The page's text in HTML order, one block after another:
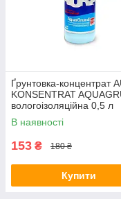
Ґрунтовка-концентрат
KONSENTRAT
вологоізоляційна 0,5 л
В наявності
153 ₴ 180 ₴
Купити